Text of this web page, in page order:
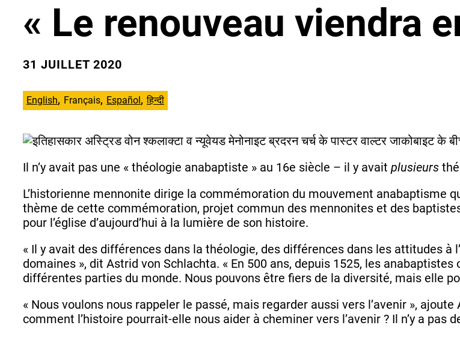
« Le renouveau viendra
31 JUILLET 2020
English Français Español हिन्दी
Il n’y avait pas une « théologie anabaptiste » au 16e siècle – il y avait plusieurs
L’historienne mennonite dirige la commémoration du mouvement anabaptisme
thème de cette commémoration, projet commun des mennonites et des
pour l’église d’aujourd’hui à la lumière de son histoire.
« Il y avait des différences dans la théologie, des différences dans les attitudes à
domaines », dit Astrid von Schlachta. « En 500 ans, depuis 1525, les
différentes parties du monde. Nous pouvons être fiers de la diversité, mais elle
« Nous voulons nous rappeler le passé, mais regarder aussi vers l’avenir »,
comment l’histoire pourrait-elle nous aider à cheminer vers l’avenir ? Il n’y a pas